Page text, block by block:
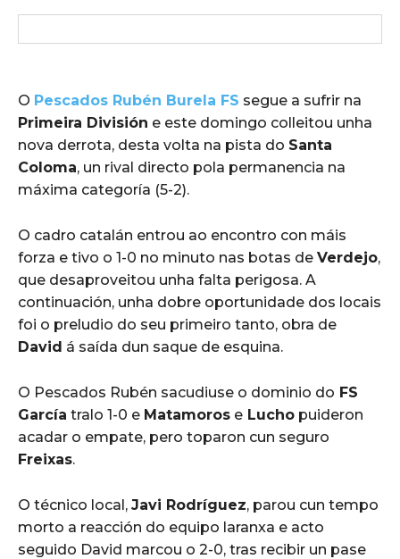
O Pescados Rubén Burela FS segue a sufrir na
Primeira División e este domingo colleitou unha
nova derrota, desta volta na pista do Santa
Coloma, un rival directo pola permanencia na
máxima categoría (5-2).
O cadro catalán entrou ao encontro con máis
forza e tivo o 1-0 no minuto nas botas de Verdejo,
que desaproveitou unha falta perigosa. A
continuación, unha dobre oportunidade dos locais
foi o preludio do seu primeiro tanto, obra de
David á saída dun saque de esquina.
O Pescados Rubén sacudiuse o dominio do FS
García tralo 1-0 e Matamoros e Lucho puideron
acadar o empate, pero toparon cun seguro
Freixas.
O técnico local, Javi Rodríguez, parou cun tempo
morto a reacción do equipo laranxa e acto
seguido David marcou o 2-0, tras recibir un pase